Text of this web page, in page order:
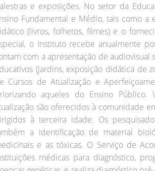
e exposições. No setor da
Fundamental e Médio, tais como
(livros, folhetos, filmes) e o
o Instituto recebe anualmente
com a apresentação de audiovisual
(jardins, exposição didática de
Cursos de Atualização e
aqueles do Ensino
são oferecidos à comunidade
à terceira idade. Os
a identificação de material
e as tóxicas. O Serviço de
médicas para diagnóstico,